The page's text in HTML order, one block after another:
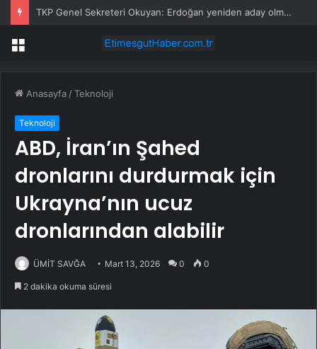
TKP Genel Sekreteri Okuyan: Erdoğan yeniden aday olmayabilir, AKP’de kavga sertleşir
Menü
Anasayfa /Teknoloji
Teknoloji
ABD, İran’ın Şahed
dronlarını durdurmak için
Ukrayna’nın ucuz
dronlarından alabilir
ÜMİT SAVĞA Mart 13, 2026 0 0
2 dakika okuma süresi